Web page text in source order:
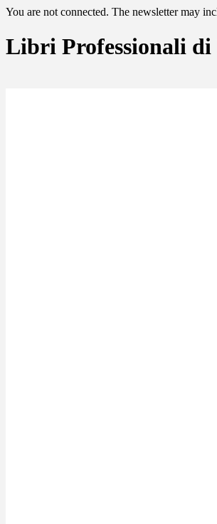
You are not connected. The newsletter may
Libri Professionali